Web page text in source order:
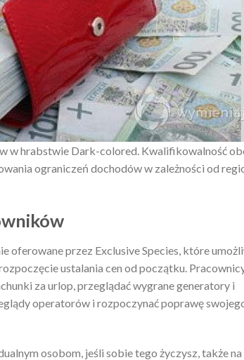
w hrabstwie Dark-colored. Kwalifikowalność
ograniczeń dochodów w zależności od
przez Exclusive Species, które
ustalania cen od początku.
za urlop, przeglądać wygrane generatory i
operatorów i rozpoczynać poprawę
osobom, jeśli sobie tego życzysz, także na